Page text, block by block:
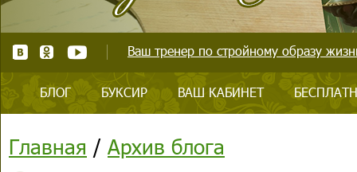
Ваш тренер по стройному образу
БЛОГ БУКСИР ВАШ КАБИНЕТ
Главная / Архив блога